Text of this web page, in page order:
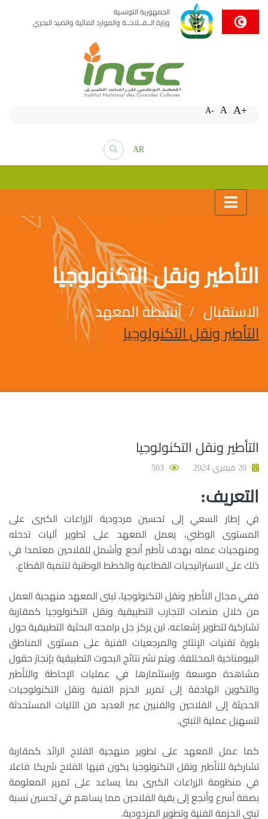
الجمهورية التونسية
وزارة الــفــلاحــة والموارد المائية والصيد البحري
A- A A+
AR
التأطير ونقل التكنولوجيا
الاستقبال
أنشطة المعهد
التأطير ونقل التكنولوجيا
التأطير ونقل التكنولوجيا
التعريف:
في إطار السعي إلى تحسين مردودية الزراعات الكبرى على
المستوى الوطني، يعمل المعهد على تطوير آليات تدخله
ومنهجيات عمله بهدف تأطير أنجع وأشمل للفلاحين معتمدا في
ذلك على الاستراتيجيات القطاعية والخطط الوطنية لتنمية القطاع.
ففي مجال التأطير ونقل التكنولوجيا، تبنى المعهد منهجية العمل
من خلال منصات التجارب التطبيقية ونقل التكنولوجيا كمقاربة
تشاركية لتطوير إشعاعه، اين يركز جل برامجه البحثية التطبيقية حول
بلورة تقنيات الإنتاج والمرجعيات الفنية على مستوى المناطق
البيومناخية المختلفة. ويتم نشر نتائج البحوث التطبيقية بإنجاز حقول
مشاهدة موسعة وإستثمارها في عمليات الإحاطة والتأطير
والتكوين الهادفة إلى تمرير الحزم الفنية ونقل التكنولوجيات
الحديثة إلى الفلاحين والفنيين عبر العديد من الآليات المستحدثة
لتسهيل عملية التبني.
كما عمل المعهد على تطوير منهجية الفلاح الرائد كمقاربة
تشاركية للتأطير ونقل التكنولوجيا يكون فيها الفلاح شريكا فاعلا
في منظومة الزراعات الكبرى بما يساعد على تمرير المعلومة
بصفة أسرع وأنجع إلى بقية الفلاحين مما يساهم في تحسين نسبة
تبني الحزمة الفنية وتطوير المردودية.